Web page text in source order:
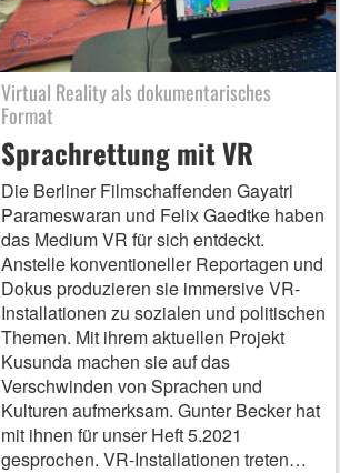
Virtual Reality als dokumentarisches
Format
Sprachrettung mit VR
Die Berliner Filmschaffenden Gayatri
Parameswaran und Felix Gaedtke haben
das Medium VR für sich entdeckt.
Anstelle konventioneller Reportagen und
Dokus produzieren sie immersive VR-
Installationen zu sozialen und politischen
Themen. Mit ihrem aktuellen Projekt
Kusunda machen sie auf das
Verschwinden von Sprachen und
Kulturen aufmerksam. Gunter Becker hat
mit ihnen für unser Heft 5.2021
gesprochen. VR-Installationen treten…